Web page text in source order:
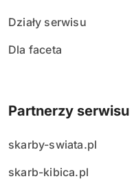
Działy serwisu
Dla faceta
Partnerzy serwisu
skarby-swiata.pl
skarb-kibica.pl